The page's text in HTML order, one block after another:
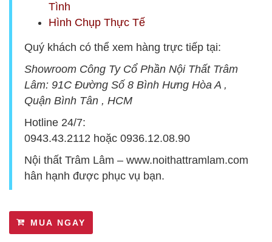
Tình
Hình Chụp Thực Tế
Quý khách có thể xem hàng trực tiếp tại:
Showroom Công Ty Cổ Phần Nội Thất Trâm
Lâm: 91C Đường Số 8 Bình Hưng Hòa A ,
Quận Bình Tân , HCM
Hotline 24/7:
0943.43.2112 hoặc 0936.12.08.90
Nội thất Trâm Lâm – www.noithattramlam.com
hân hạnh được phục vụ bạn.
MUA NGAY